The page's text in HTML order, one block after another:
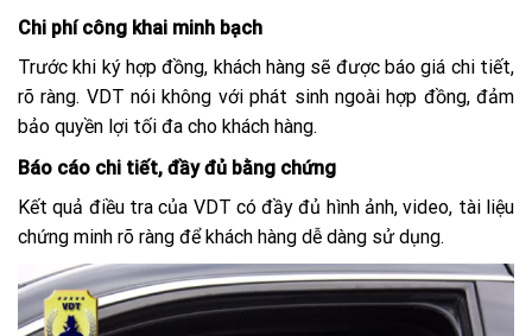
Chi phí công khai minh bạch
Trước khi ký hợp đồng, khách hàng sẽ được báo giá chi tiết,
rõ ràng. VDT nói không với phát sinh ngoài hợp đồng, đảm
bảo quyền lợi tối đa cho khách hàng.
Báo cáo chi tiết, đầy đủ bằng chứng
Kết quả điều tra của VDT có đầy đủ hình ảnh, video, tài liệu
chứng minh rõ ràng để khách hàng dễ dàng sử dụng.